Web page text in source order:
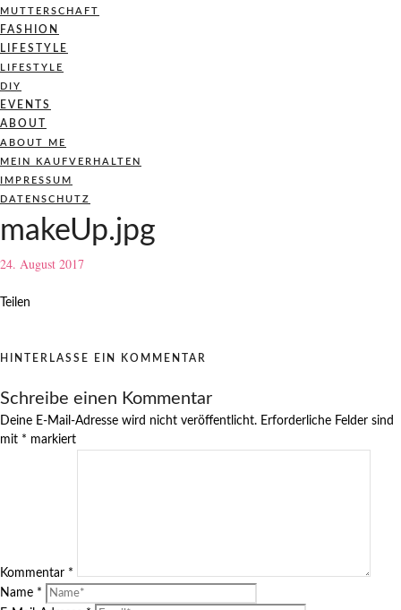
MUTTERSCHAFT
FASHION
LIFESTYLE
LIFESTYLE
DIY
EVENTS
ABOUT
ABOUT ME
MEIN KAUFVERHALTEN
IMPRESSUM
DATENSCHUTZ
makeUp.jpg
24. August 2017
Teilen
HINTERLASSE EIN KOMMENTAR
Schreibe einen Kommentar
Deine E-Mail-Adresse wird nicht veröffentlicht. Erforderliche Felder sind
mit * markiert
Kommentar *
Name *